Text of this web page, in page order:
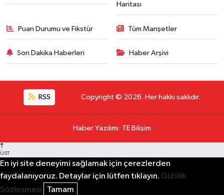
Haritası
Puan Durumu ve Fikstür Tüm Manşetler
Son Dakika Haberleri Haber Arşivi
RSS Copyright © 2026. Her hakkı saklıdır.
Haber Yazılımı: TE Bilişim
ÜST
En iyi site deneyimi sağlamak için çerezlerden
faydalanıyoruz. Detaylar için lütfen tıklayın. Gizlilik
Sözleşmesi
Tamam